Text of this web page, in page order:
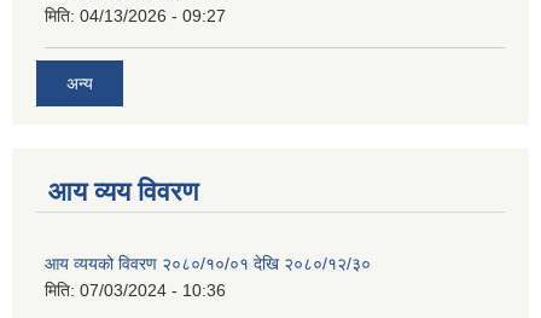
मिति: 04/13/2026 - 09:27
अन्य
आय व्यय विवरण
आय व्ययको विवरण २०८०/१०/०१ देखि २०८०/१२/३०
मिति: 07/03/2024 - 10:36